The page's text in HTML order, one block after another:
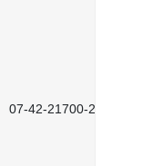
07-42-21700-2601